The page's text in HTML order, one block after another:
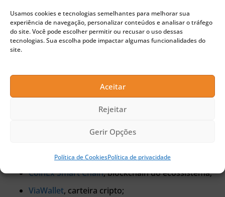
Usamos cookies e tecnologias semelhantes para melhorar sua
experiência de navegação, personalizar conteúdos e analisar o tráfego
do site. Você pode escolher permitir ou recusar o uso dessas
tecnologias. Sua escolha pode impactar algumas funcionalidades do
site.
Aceitar
Rejeitar
Gerir Opções
Política de CookiesPolítica de privacidade
do setor de criptomoedas mundial.
, plataforma descentralizada de
negociação de criptomoedas;
CoinEx Smart Chain, blockchain do ecossistema;
ViaWallet, carteira cripto;